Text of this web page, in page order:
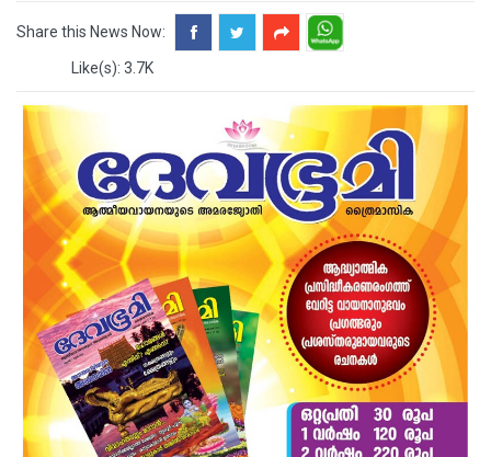
Share this News Now:
Like(s): 3.7K